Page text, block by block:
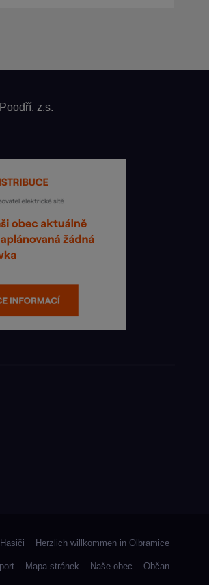
Hasiči Herzlich willkommen in Olbramice
Mapa stránek Naše obec Občan